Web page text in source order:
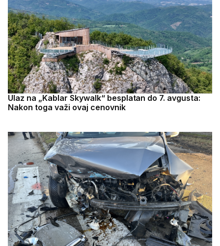
Ulaz na „Kablar Skywalk“ besplatan do 7. avgusta:
Nakon toga važi ovaj cenovnik